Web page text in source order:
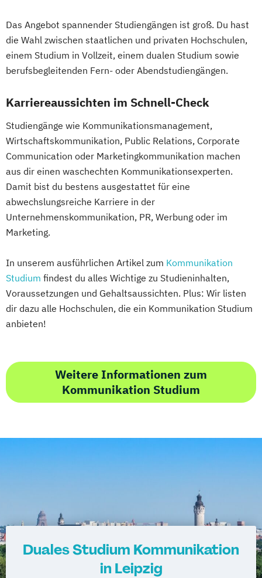
Das Angebot spannender Studiengängen ist groß. Du hast
die Wahl zwischen staatlichen und privaten Hochschulen,
einem Studium in Vollzeit, einem dualen Studium sowie
berufsbegleitenden Fern- oder Abendstudiengängen.
Karriereaussichten im Schnell-Check
Studiengänge wie Kommunikationsmanagement,
Wirtschaftskommunikation, Public Relations, Corporate
Communication oder Marketingkommunikation machen
aus dir einen waschechten Kommunikationsexperten.
Damit bist du bestens ausgestattet für eine
abwechslungsreiche Karriere in der
Unternehmenskommunikation, PR, Werbung oder im
Marketing.
In unserem ausführlichen Artikel zum Kommunikation
Studium findest du alles Wichtige zu Studieninhalten,
Voraussetzungen und Gehaltsaussichten. Plus: Wir listen
dir dazu alle Hochschulen, die ein Kommunikation Studium
anbieten!
Weitere Informationen zum
Kommunikation Studium
Duales Studium Kommunikation
in Leipzig